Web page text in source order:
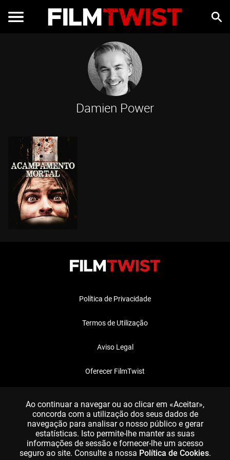
Damien Power
Política de Privacidade
Termos de Utilização
Aviso Legal
Oferecer FilmTwist
Ao continuar a navegar ou ao clicar em «Aceitar»,
concorda com a utilização dos seus dados de
navegação para analisar o nosso público e gerar
estatísticas. Isto permite-lhe manter as suas
informações de sessão e fornecer-lhe um acesso
seguro ao site. Consulte a nossa Política de Cookies.